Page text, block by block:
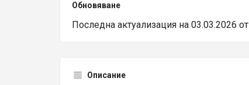
Обновяване
Последна актуализация на 03.03.2026 от
Описание